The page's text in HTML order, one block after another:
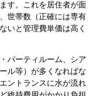
す。これを居住者が面
世帯数（正確には専有
いと管理費単価は高く
パーティルーム、シア
ル等）が多くなればな
ントランスに水が流れ